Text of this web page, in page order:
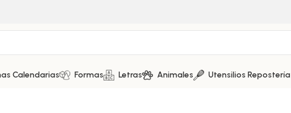
Calendarias Formas Letras Animales Utensilios Repostería
4